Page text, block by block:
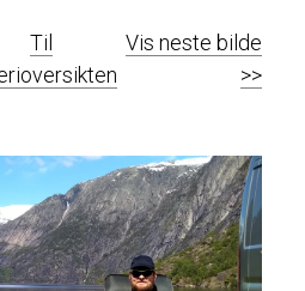
Til
Vis neste bilde
>>